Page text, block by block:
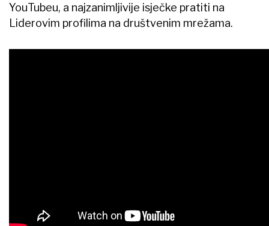
YouTubeu, a najzanimljivije isječke pratiti na
Liderovim profilima na društvenim mrežama.